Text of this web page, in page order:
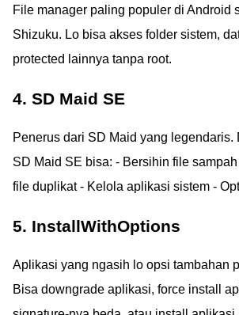
File manager paling populer di Android
Shizuku. Lo bisa akses folder sistem,
protected lainnya tanpa root.
4. SD Maid SE
Penerus dari SD Maid yang legendaris.
SD Maid SE bisa: - Bersihin file
file duplikat - Kelola aplikasi sistem -
5. InstallWithOptions
Aplikasi yang ngasih lo opsi tambahan
Bisa downgrade aplikasi, force install